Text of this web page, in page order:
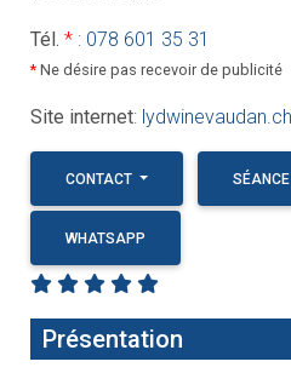
WHATSAPP
Présentation
Lydwine Vaudan,
professionnelle
J’accompagne des
professionnel ou personnel